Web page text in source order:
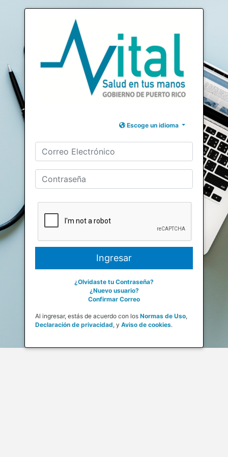
Escoge un idioma
¿Olvidaste tu Contraseña?
¿Nuevo usuario?
Confirmar Correo
Al ingresar, estás de acuerdo con los Normas de Uso,
Declaración de privacidad, y Aviso de cookies.